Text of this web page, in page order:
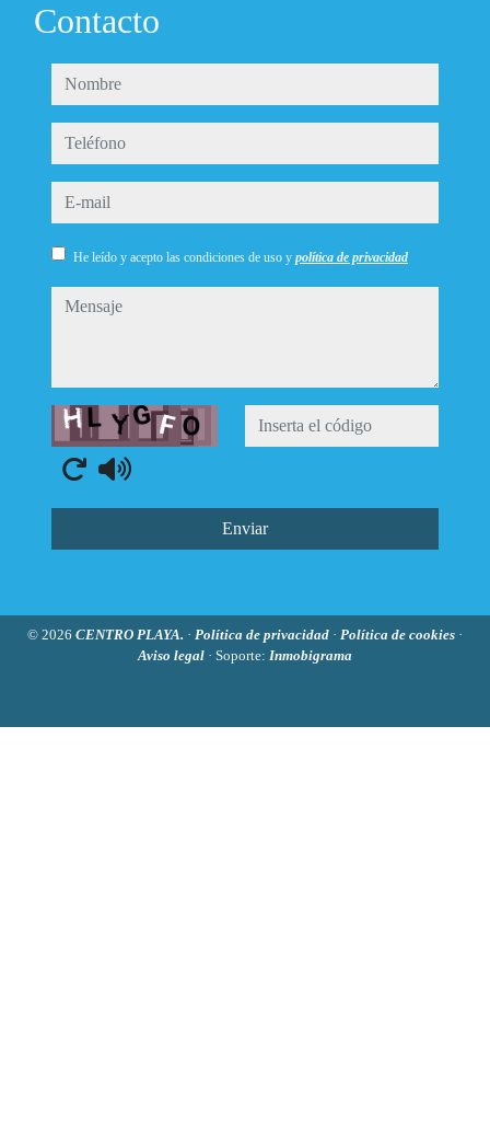
Contacto
nombre
teléfono
e-mail
He leído y acepto las condiciones de uso y política de privacidad
mensaje
Captcha
Enviar
© 2026 CENTRO PLAYA. · Política de privacidad · Política de cookies ·
Aviso legal · Soporte: Inmobigrama